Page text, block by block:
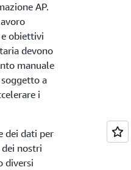
AP.
obiettivi
devono
manuale
a
i
dei dati per
nostri
diversi